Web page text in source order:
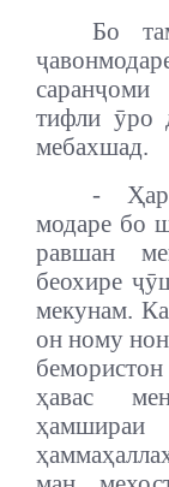
Бо
тифли ӯро
мебахшад.
- Ҳар
модаре бо
равшан
беохире
мекунам.
он ному
ҳавас